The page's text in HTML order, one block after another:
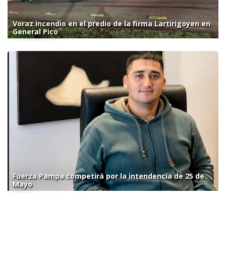
Voraz incendio en el predio de la firma Lartirigoyen en
General Pico
Fuerza Pampa competirá por la intendencia de 25 de
Mayo